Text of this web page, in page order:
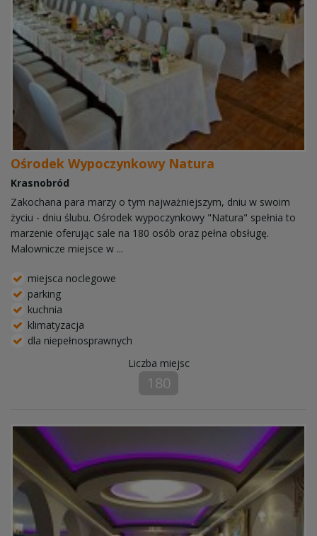
Ośrodek Wypoczynkowy Natura
Krasnobród
Zakochana para marzy o tym najważniejszym, dniu w swoim
życiu - dniu ślubu. Ośrodek wypoczynkowy "Natura" spełnia to
marzenie oferując sale na 180 osób oraz pełna obsługę.
Malownicze miejsce w ...
miejsca noclegowe
parking
kuchnia
klimatyzacja
dla niepełnosprawnych
Liczba miejsc
180